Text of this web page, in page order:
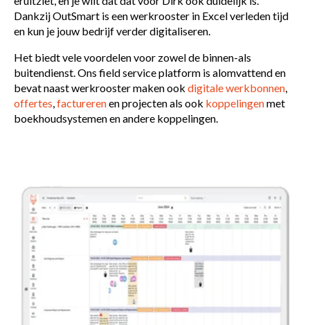
Dankzij OutSmart is een werkrooster in Excel verleden tijd
en kun je jouw bedrijf verder digitaliseren.
Het biedt vele voordelen voor zowel de binnen-als
buitendienst. Ons field service platform is alomvattend en
bevat naast werkrooster maken ook digitale werkbonnen
offertes facturerenen projecten als ook koppelingenmet
boekhoudsystemen en andere koppelingen.